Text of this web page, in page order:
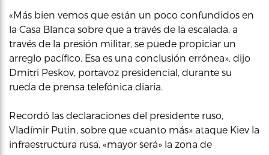
«Más bien vemos que están un poco confundidos en
la Casa Blanca sobre que a través de la escalada, a
través de la presión militar, se puede propiciar un
arreglo pacífico. Esa es una conclusión errónea», dijo
Dmitri Peskov, portavoz presidencial, durante su
rueda de prensa telefónica diaria.
Recordó las declaraciones del presidente ruso,
Vladímir Putin, sobre que «cuanto más» ataque Kiev la
infraestructura rusa, «mayor será» la zona de